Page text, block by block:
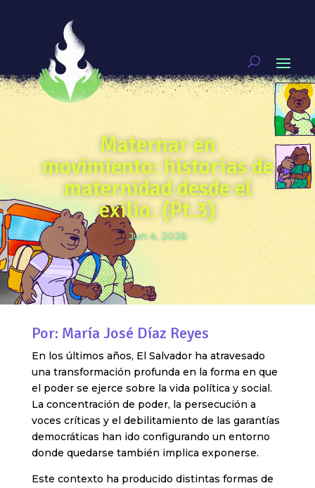
Maternar en
movimiento: historias de
maternidad desde el
exilio. (Pt.3)
Jun 4, 2026
Por: María José Díaz Reyes
En los últimos años, El Salvador ha atravesado
una transformación profunda en la forma en que
el poder se ejerce sobre la vida política y social.
La concentración de poder, la persecución a
voces críticas y el debilitamiento de las garantías
democráticas han ido configurando un entorno
donde quedarse también implica exponerse.
Este contexto ha producido distintas formas de